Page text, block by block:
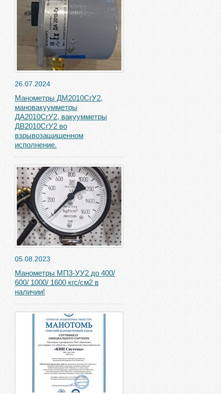
26.07.2024
Манометры ДМ2010СгУ2,
мановакуумметры
ДА2010СгУ2, вакуумметры
ДВ2010СгУ2 во
взрывозащищенном
исполнение.
05.08.2023
Манометры МП3-УУ2 до 400/
600/ 1000/ 1600 кгс/см2 в
наличии!